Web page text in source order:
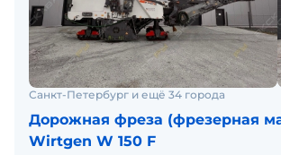
Санкт-Петербург и ещё 34 города
Дорожная фреза (фрезерная
Wirtgen W 150 F